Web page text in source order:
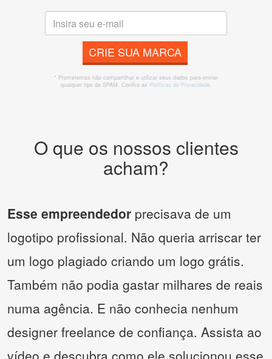
CRIE SUA MARCA
* Prometemos não compartilhar e utilizar seus dados para enviar
qualquer tipo de SPAM. Confira as Políticas de Privacidade.
O que os nossos clientes
acham?
Esse empreendedor precisava de um
logotipo profissional. Não queria arriscar ter
um logo plagiado criando um logo grátis.
Também não podia gastar milhares de reais
numa agência. E não conhecia nenhum
designer freelance de confiança. Assista ao